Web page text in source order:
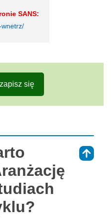
SANS:
zapisz się